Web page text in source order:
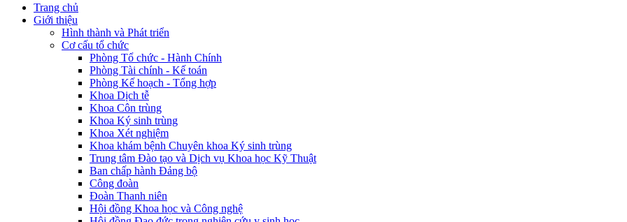
Trang chủ
Giới thiệu
Hình thành và Phát triển
Cơ cấu tổ chức
Phòng Tổ chức - Hành Chính
Phòng Tài chính - Kế toán
Phòng Kế hoạch - Tổng hợp
Khoa Dịch tễ
Khoa Côn trùng
Khoa Ký sinh trùng
Khoa Xét nghiệm
Khoa khám bệnh Chuyên khoa Ký sinh trùng
Trung tâm Đào tạo và Dịch vụ Khoa học Kỹ Thuật
Ban chấp hành Đảng bộ
Công đoàn
Đoàn Thanh niên
Hội đồng Khoa học và Công nghệ